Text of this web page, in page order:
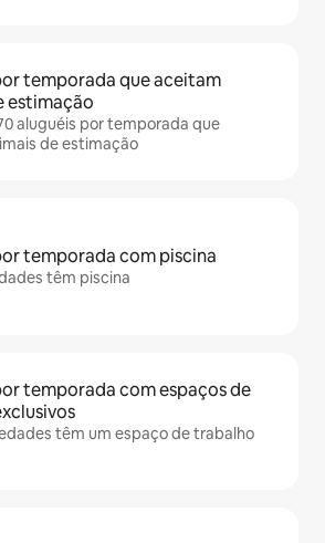
temporada que aceitam
estimação
aluguéis por temporada que
de estimação
temporada com piscina
têm piscina
temporada com espaços de
têm um espaço de trabalho